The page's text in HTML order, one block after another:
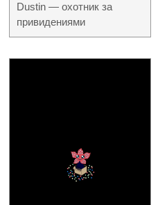
Dustin — охотник за
привидениями